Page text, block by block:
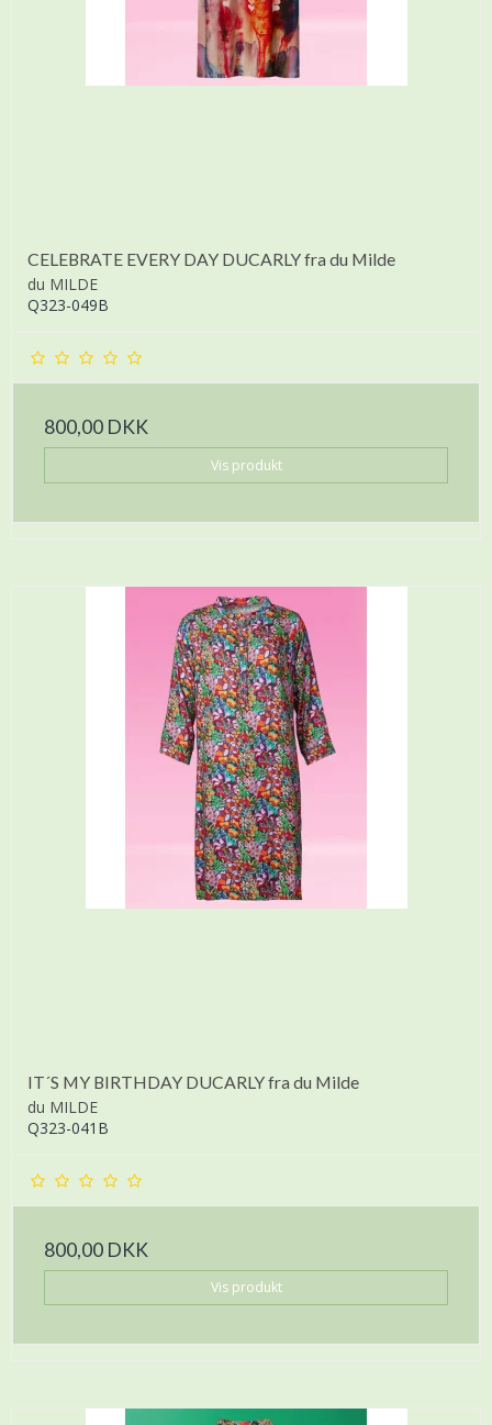
CELEBRATE EVERY DAY DUCARLY fra du Milde
du MILDE
Q323-049B
800,00 DKK
Vis produkt
IT´S MY BIRTHDAY DUCARLY fra du Milde
du MILDE
Q323-041B
800,00 DKK
Vis produkt